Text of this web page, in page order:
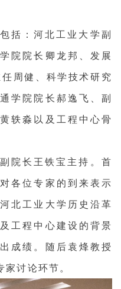
括：河北工业大学副
院院长卿龙邦、发展
周健、科学技术研究
学院院长郝逸飞、副
轶淼以及工程中心骨
院长王铁宝主持。首
各位专家的到来表示
北工业大学历史沿革
工程中心建设的背景
成绩。随后袁烽教授
讨论环节。